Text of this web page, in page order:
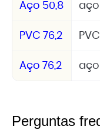
Aço 50,8 aço
PVC 76,2
Aço 76,2 aço
Perguntas